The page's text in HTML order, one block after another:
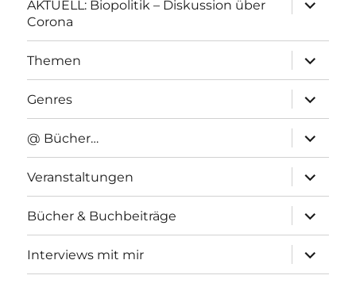
AKTUELL: Biopolitik – Diskussion über
Corona
anzeigen
Themen
anzeigen
Genres
anzeigen
@ Bücher…
anzeigen
Veranstaltungen
anzeigen
Bücher & Buchbeiträge
anzeigen
Interviews mit mir
anzeigen